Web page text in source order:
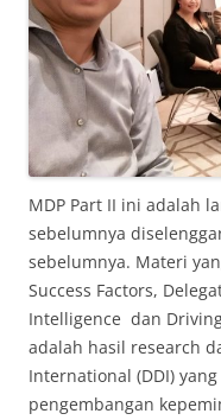
MDP Part II ini adalah
sebelumnya
sebelumnya. Materi
Success Factors,
Intelligence dan
adalah hasil research
International (DDI)
pengembangan